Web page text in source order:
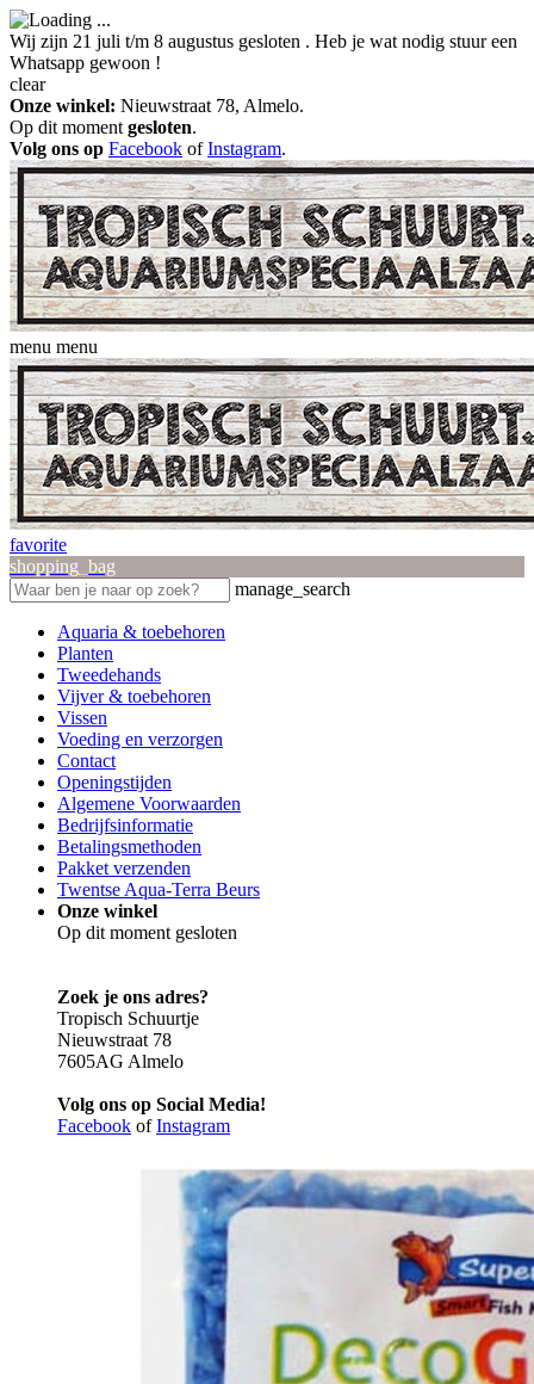
Wij zijn 21 juli t/m 8 augustus gesloten . Heb je wat nodig stuur een
Whatsapp gewoon !
clear
Onze winkel: Nieuwstraat 78, Almelo.
Op dit moment gesloten.
Volg ons op Facebook ofInstagram.
menu menu
favorite
shopping_bag
manage_search
Aquaria & toebehoren
Planten
Tweedehands
Vijver & toebehoren
Vissen
Voeding en verzorgen
Contact
Openingstijden
Algemene Voorwaarden
Bedrijfsinformatie
Betalingsmethoden
Pakket verzenden
Twentse Aqua-Terra Beurs
Onze winkel
Op dit moment gesloten
Zoek je ons adres?
Tropisch Schuurtje
Nieuwstraat 78
7605AG Almelo
Volg ons op Social Media!
Facebook ofInstagram